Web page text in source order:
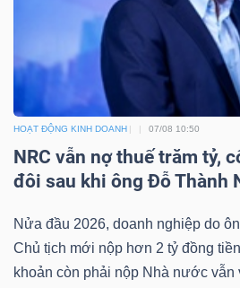
HOẠT ĐỘNG KINH DOANH 07/08 10:50
NRC vẫn nợ thuế trăm tỷ,
đôi sau khi ông Đỗ Thành
Nửa đầu 2026, doanh nghiệp do
Chủ tịch mới nộp hơn 2 tỷ đồng
khoản còn phải nộp Nhà nước vẫn